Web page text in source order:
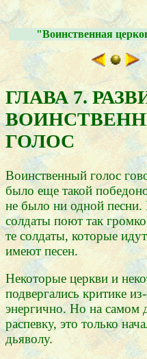
"Воинственная
ГЛАВА 7.
ГОЛОС
Воинственный голос
было еще такой
не было ни одной песни.
солдаты поют так
те солдаты, которые
имеют песен.
Некоторые церкви и
подвергались критике
энергично. Но на самом
распевку, это только
дьяволу.